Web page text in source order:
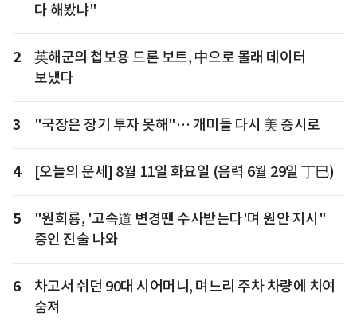
다 해봤냐"
2
英해군의 첩보용 드론 보트, 中으로 몰래 데이터
보냈다
3 "국장은 장기 투자 못해"… 개미들 다시 美 증시로
4 [오늘의 운세] 8월 11일 화요일 (음력 6월 29일 丁巳)
5
"원희룡, '고속道 변경땐 수사받는다'며 원안 지시"
증인 진술 나와
6
차고서 쉬던 90대 시어머니, 며느리 주차 차량에 치여
숨져